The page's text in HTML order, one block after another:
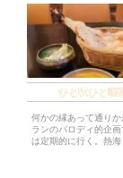
ひと駅ひと喫
何かの縁あって通り
ランのパロディ的企
は定期的に行く。熱海